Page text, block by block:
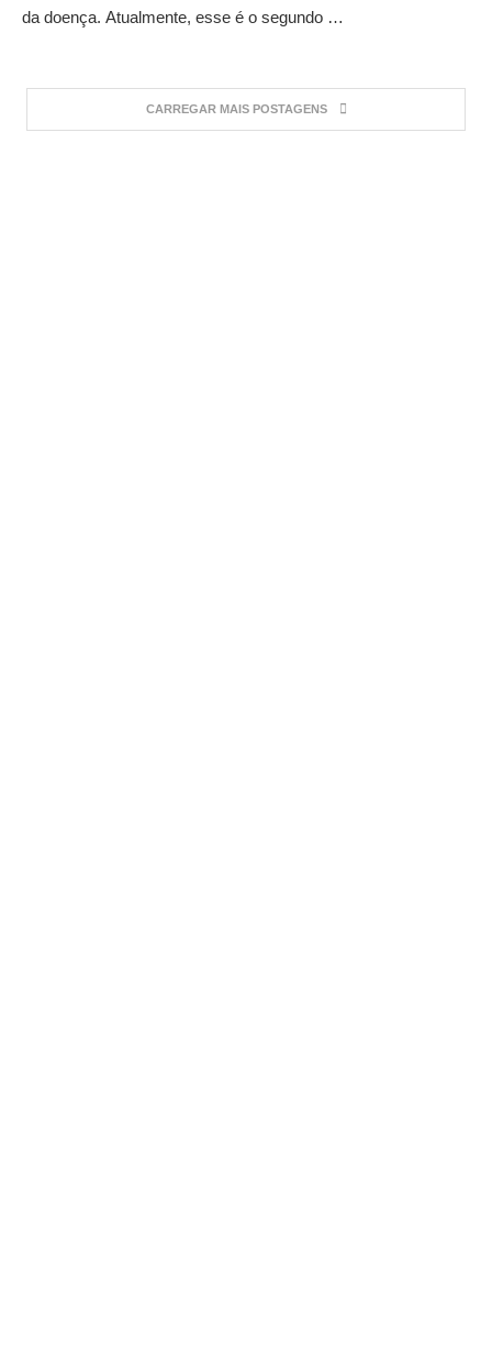
da doença. Atualmente, esse é o segundo …
CARREGAR MAIS POSTAGENS